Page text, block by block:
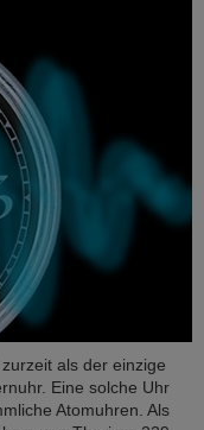
als der einzige
Eine solche Uhr
Atomuhren. Als